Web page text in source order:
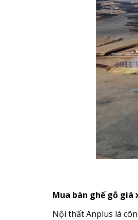
Mua bàn ghế gỗ giá
Nội thất Anplus là